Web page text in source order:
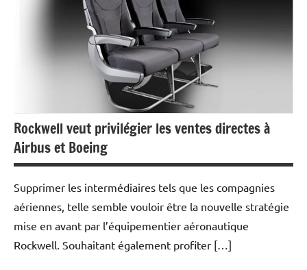
Rockwell veut privilégier les ventes directes à
Airbus et Boeing
Supprimer les intermédiaires tels que les compagnies
aériennes, telle semble vouloir être la nouvelle stratégie
mise en avant par l’équipementier aéronautique
Rockwell. Souhaitant également profiter […]